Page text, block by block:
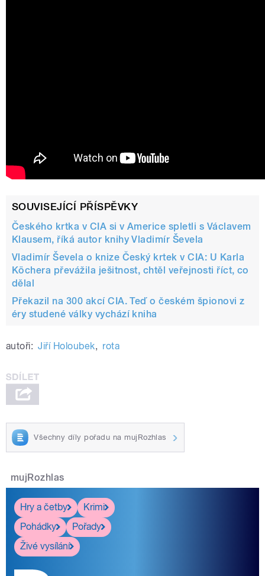
SOUVISEJÍCÍ PŘÍSPĚVKY
Českého krtka v CIA si v Americe spletli s Václavem
Klausem, říká autor knihy Vladimír Ševela
Vladimír Ševela o knize Český krtek v CIA: U Karla
Köchera převážila ješitnost, chtěl veřejnosti říct, co
dělal
Překazil na 300 akcí CIA. Teď o českém špionovi z
éry studené války vychází kniha
autoři: Jiří Holoubek, rota
Všechny díly pořadu na mujRozhlas
mujRozhlas
Hry a četby
Krimi
Pohádky
Pořady
Živé vysílání